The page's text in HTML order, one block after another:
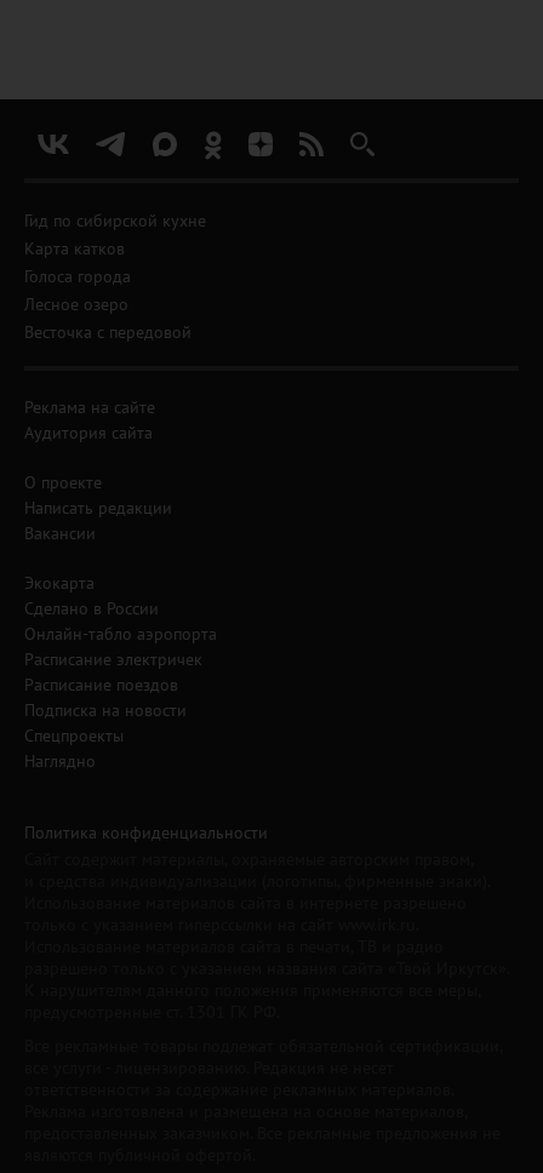
Гид по сибирской кухне
Карта катков
Голоса города
Лесное озеро
Весточка с передовой
Реклама на сайте
Аудитория сайта
О проекте
Написать редакции
Вакансии
Экокарта
Сделано в России
Онлайн-табло аэропорта
Расписание электричек
Расписание поездов
Подписка на новости
Спецпроекты
Наглядно
Политика конфиденциальности